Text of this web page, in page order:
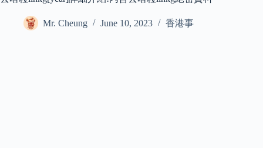
Mr. Cheung June 10, 2023 香港事